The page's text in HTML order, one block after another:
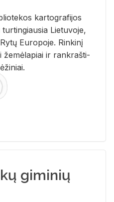
kar­to­gra­fi­jos
Lie­tu­vo­je,
Eu­ro­po­je. Rin­ki­nį
že­mė­la­piai ir rank­raš­ti­
giminių